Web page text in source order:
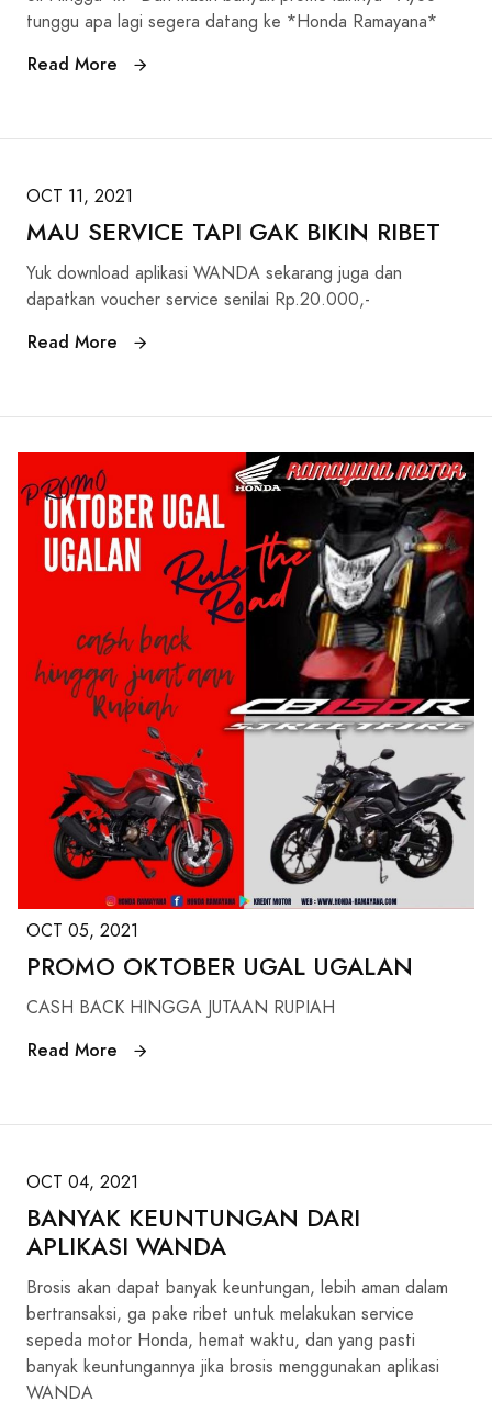
tunggu apa lagi segera datang ke *Honda Ramayana*
Read More
OCT 11, 2021
MAU SERVICE TAPI GAK BIKIN RIBET
Yuk download aplikasi WANDA sekarang juga dan
dapatkan voucher service senilai Rp.20.000,-
Read More
OCT 05, 2021
PROMO OKTOBER UGAL UGALAN
CASH BACK HINGGA JUTAAN RUPIAH
Read More
OCT 04, 2021
BANYAK KEUNTUNGAN DARI
APLIKASI WANDA
Brosis akan dapat banyak keuntungan, lebih aman dalam
bertransaksi, ga pake ribet untuk melakukan service
sepeda motor Honda, hemat waktu, dan yang pasti
banyak keuntungannya jika brosis menggunakan aplikasi
WANDA